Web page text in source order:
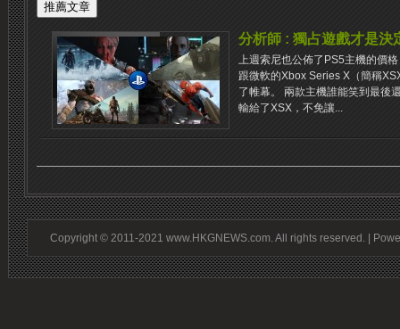
分析師 : 獨占遊戲才是決
上週索尼也公佈了PS5主機的價
跟微軟的Xbox Series X（簡稱
了帷幕。 兩款主機誰能笑到最後
輸給了XSX，不免讓...
Copyright © 2011-2021 www.HKGNEWS.com. All rights reserved. |